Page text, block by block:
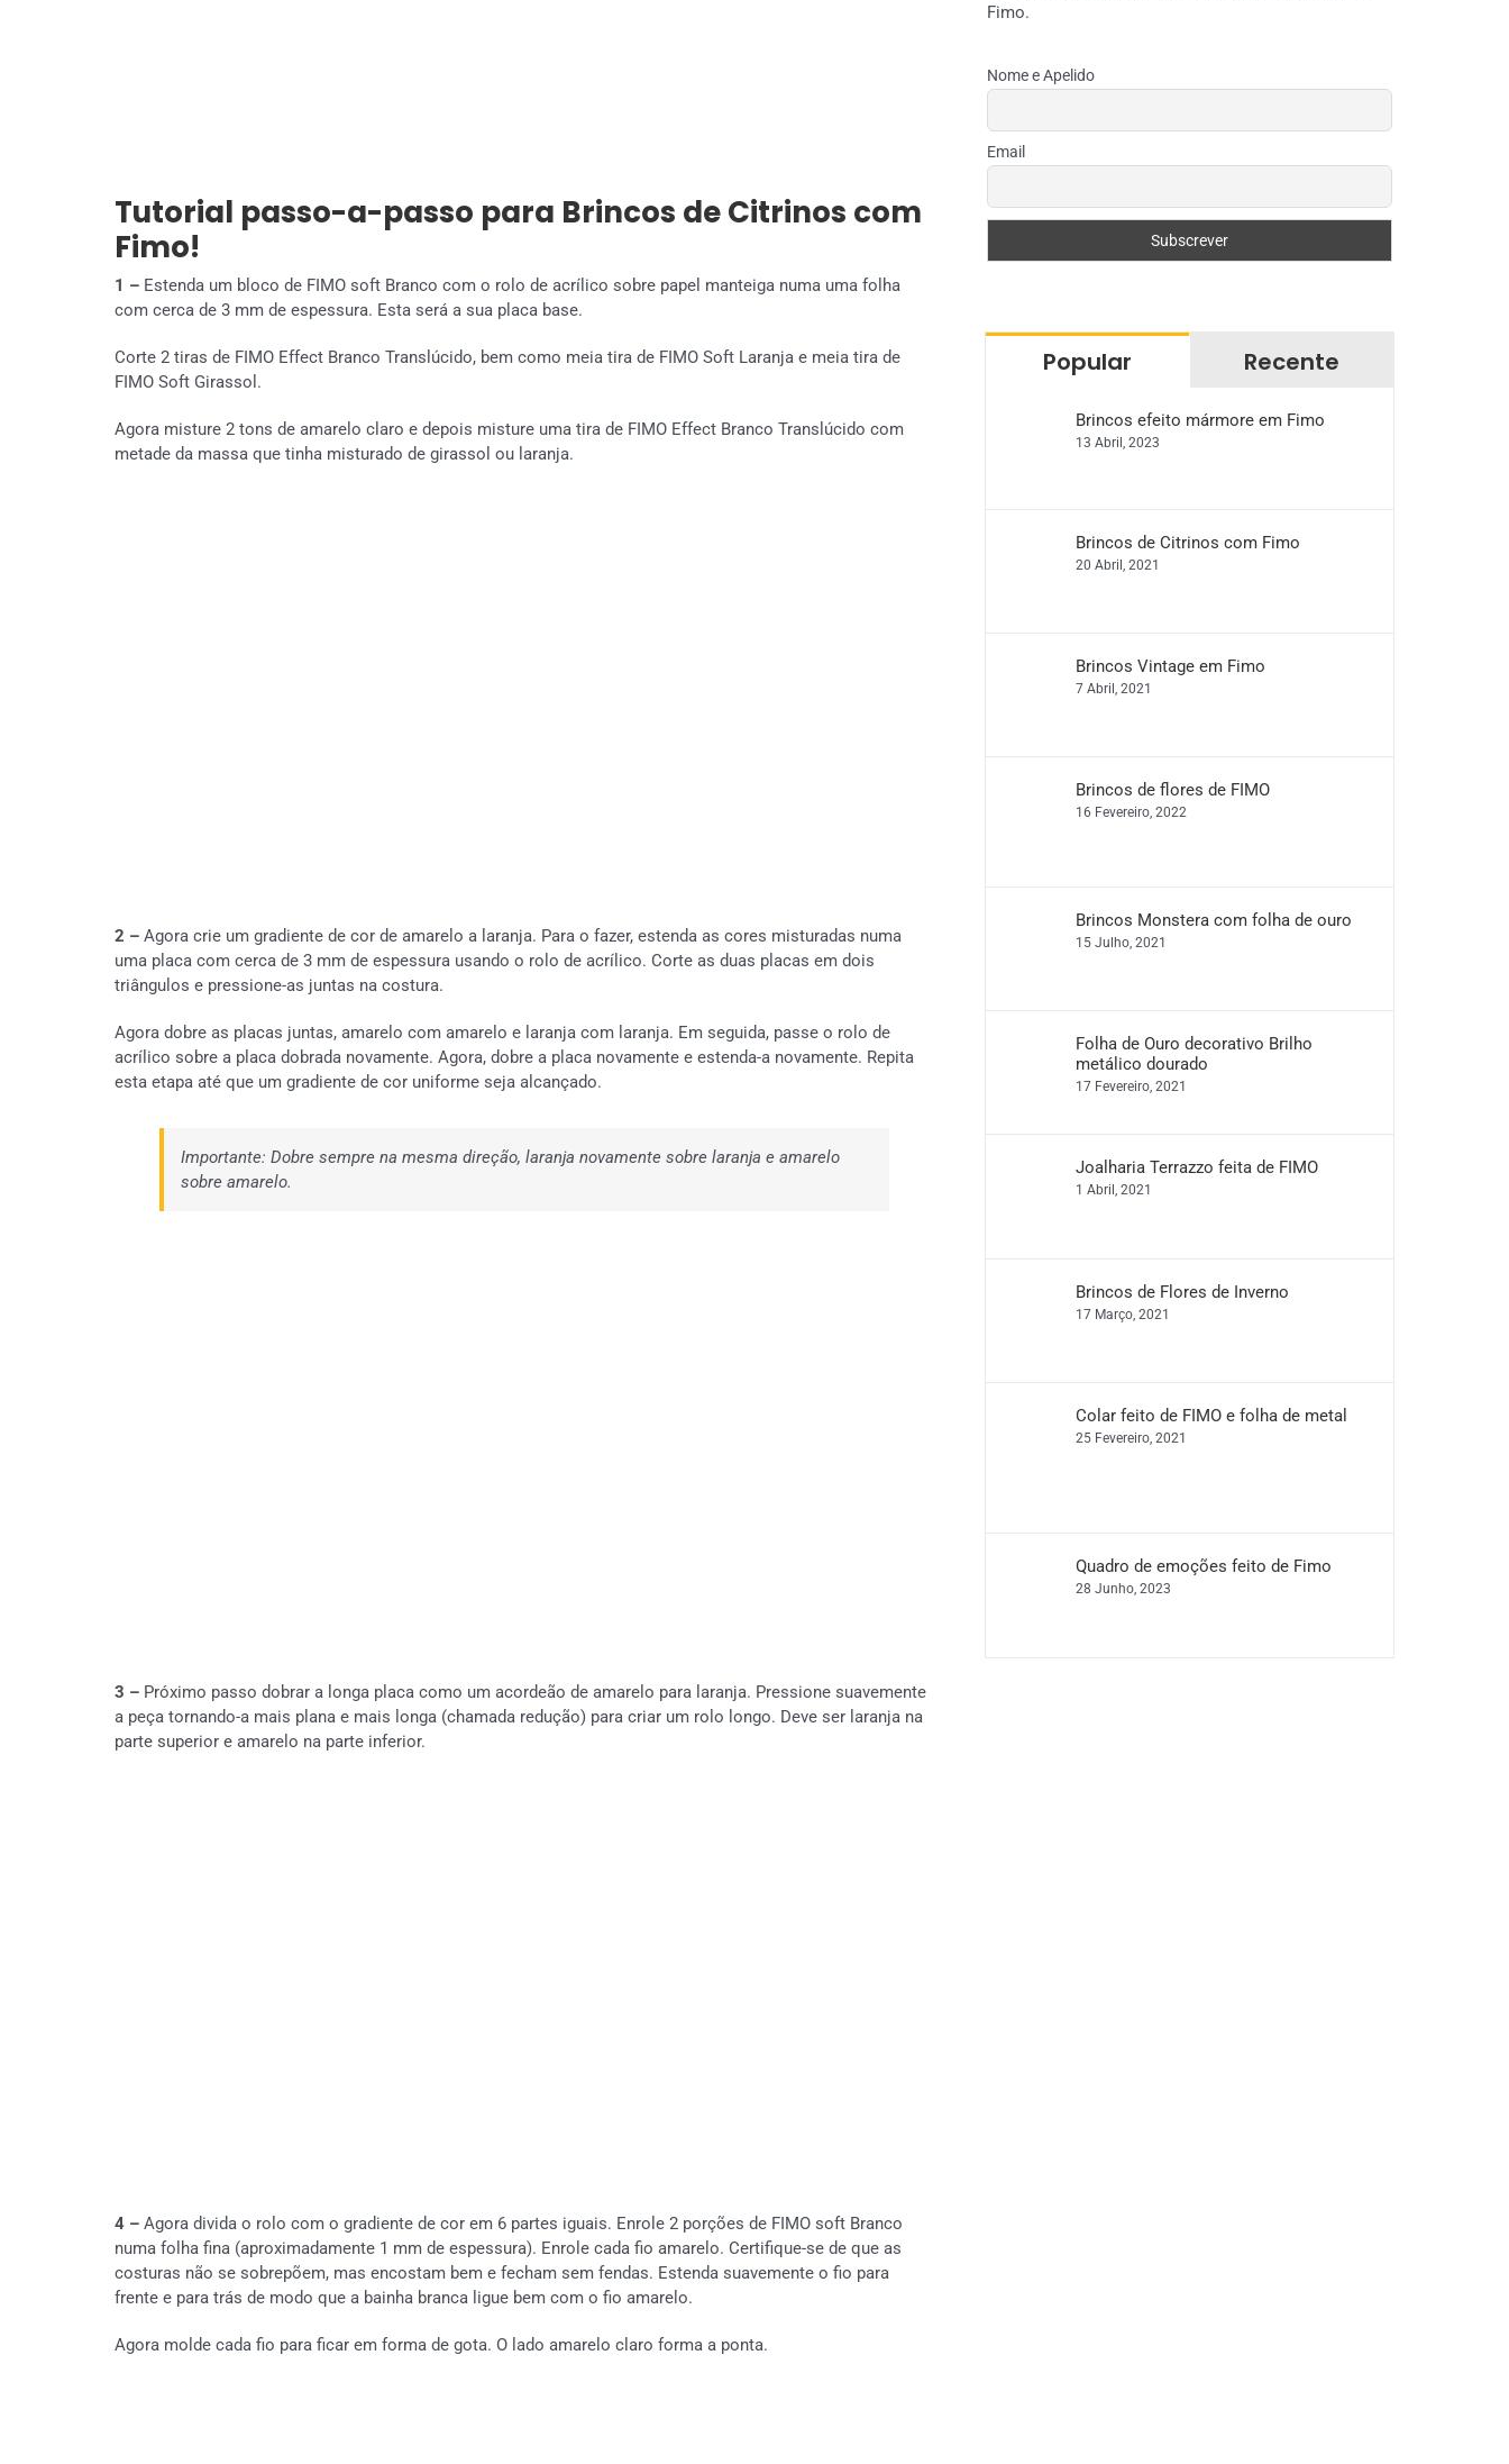
Tutorial passo-a-passo para Brincos de Citrinos com
Fimo!
1 – Estenda um bloco de FIMO soft Branco com o rolo de acrílico sobre papel manteiga numa uma folha
com cerca de 3 mm de espessura. Esta será a sua placa base.
Corte 2 tiras de FIMO Effect Branco Translúcido, bem como meia tira de FIMO Soft Laranja e meia tira de
FIMO Soft Girassol.
Agora misture 2 tons de amarelo claro e depois misture uma tira de FIMO Effect Branco Translúcido com
metade da massa que tinha misturado de girassol ou laranja.
2 – Agora crie um gradiente de cor de amarelo a laranja. Para o fazer, estenda as cores misturadas numa
uma placa com cerca de 3 mm de espessura usando o rolo de acrílico. Corte as duas placas em dois
triângulos e pressione-as juntas na costura.
Agora dobre as placas juntas, amarelo com amarelo e laranja com laranja. Em seguida, passe o rolo de
acrílico sobre a placa dobrada novamente. Agora, dobre a placa novamente e estenda-a novamente. Repita
esta etapa até que um gradiente de cor uniforme seja alcançado.
Importante: Dobre sempre na mesma direção, laranja novamente sobre laranja e amarelo
sobre amarelo.
3 – Próximo passo dobrar a longa placa como um acordeão de amarelo para laranja. Pressione suavemente
a peça tornando-a mais plana e mais longa (chamada redução) para criar um rolo longo. Deve ser laranja na
parte superior e amarelo na parte inferior.
4 – Agora divida o rolo com o gradiente de cor em 6 partes iguais. Enrole 2 porções de FIMO soft Branco
numa folha fina (aproximadamente 1 mm de espessura). Enrole cada fio amarelo. Certifique-se de que as
costuras não se sobrepõem, mas encostam bem e fecham sem fendas. Estenda suavemente o fio para
frente e para trás de modo que a bainha branca ligue bem com o fio amarelo.
Agora molde cada fio para ficar em forma de gota. O lado amarelo claro forma a ponta.
Fimo.
Nome e Apelido
Email
Popular Recente
Brincos efeito mármore em Fimo
13 Abril, 2023
Brincos de Citrinos com Fimo
20 Abril, 2021
Brincos Vintage em Fimo
7 Abril, 2021
Brincos de flores de FIMO
16 Fevereiro, 2022
Brincos Monstera com folha de ouro
15 Julho, 2021
Folha de Ouro decorativo Brilho
metálico dourado
17 Fevereiro, 2021
Joalharia Terrazzo feita de FIMO
1 Abril, 2021
Brincos de Flores de Inverno
17 Março, 2021
Colar feito de FIMO e folha de metal
25 Fevereiro, 2021
Quadro de emoções feito de Fimo
28 Junho, 2023